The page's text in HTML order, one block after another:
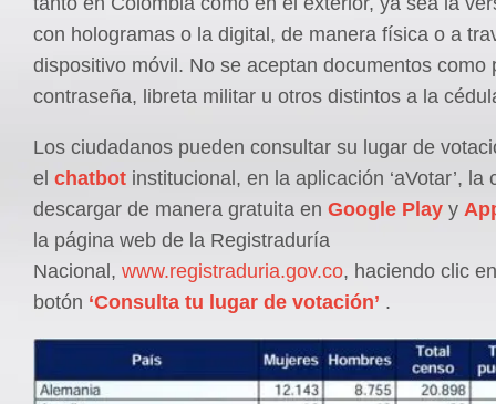
con hologramas o la digital, de manera física o a
dispositivo móvil. No se aceptan documentos como
contraseña, libreta militar u otros distintos a la
Los ciudadanos pueden consultar su lugar de
el chatbot institucional, en la aplicación ‘aVotar’, la
descargar de manera gratuita en Google Play y
la página web de la Registraduría
Nacional, www.registraduria.gov.co, haciendo clic
botón ‘Consulta tu lugar de votación’ .